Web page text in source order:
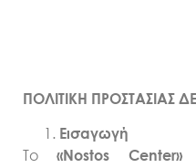
ΠΟΛΙΤΙΚΗ ΠΡΟΣΤΑΣΙΑΣ
Εισαγωγή
Το«Nostos Center»